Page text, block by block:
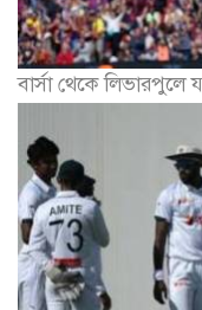
বার্সা থেকে লিভারপুলে